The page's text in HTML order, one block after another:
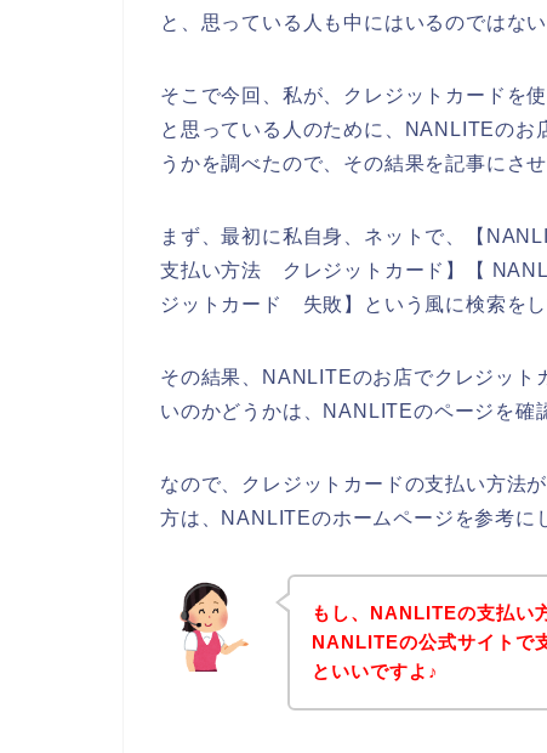
と、思っている人も中にはいるのではな
そこで今回、私が、クレジットカードを
と思っている人のために、NANLITEのお
うかを調べたので、その結果を記事にさ
まず、最初に私自身、ネットで、【
支払い方法 クレジットカード】【
ジットカード 失敗】という風に検索をし
その結果、NANLITEのお店でクレジット
いのかどうかは、NANLITEのページを確
なので、クレジットカードの支払い方法
方は、NANLITEのホームページを参考に
もし、NANLITEの支払い
NANLITEの公式サイトで
といいですよ♪